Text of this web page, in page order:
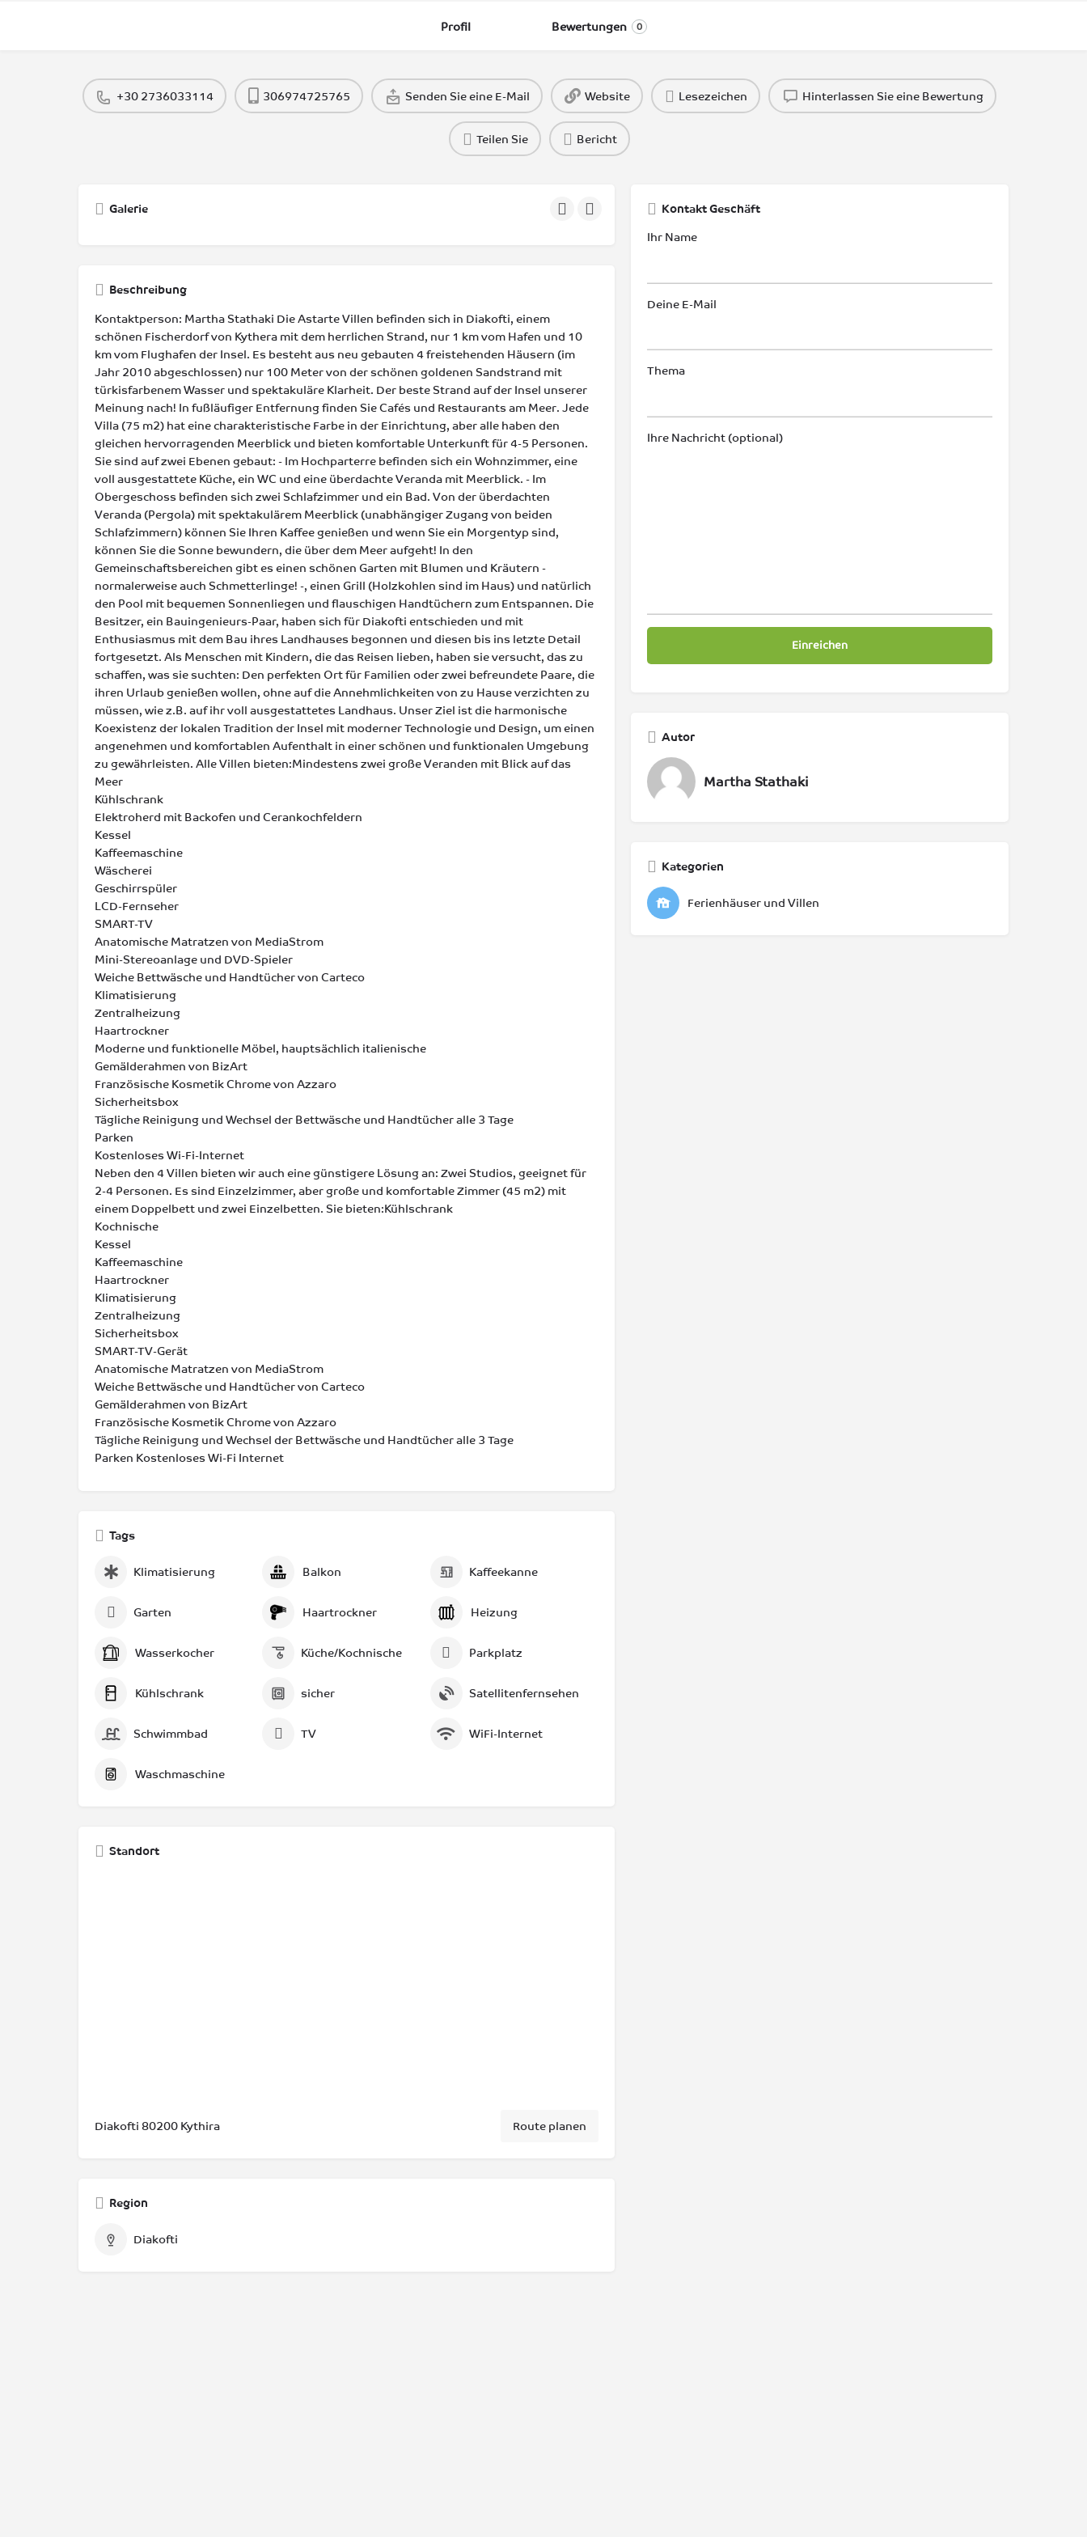
Profil Bewertungen 0
+30 2736033114 306974725765 Senden Sie eine E-Mail Website Lesezeichen Hinterlassen Sie eine Bewertung
Teilen Sie Bericht
Galerie
Beschreibung
Kontaktperson: Martha Stathaki Die Astarte Villen befinden sich in Diakofti, einem
schönen Fischerdorf von Kythera mit dem herrlichen Strand, nur 1 km vom Hafen und 10
km vom Flughafen der Insel. Es besteht aus neu gebauten 4 freistehenden Häusern (im
Jahr 2010 abgeschlossen) nur 100 Meter von der schönen goldenen Sandstrand mit
türkisfarbenem Wasser und spektakuläre Klarheit. Der beste Strand auf der Insel unserer
Meinung nach! In fußläufiger Entfernung finden Sie Cafés und Restaurants am Meer. Jede
Villa (75 m2) hat eine charakteristische Farbe in der Einrichtung, aber alle haben den
gleichen hervorragenden Meerblick und bieten komfortable Unterkunft für 4-5 Personen.
Sie sind auf zwei Ebenen gebaut: - Im Hochparterre befinden sich ein Wohnzimmer, eine
voll ausgestattete Küche, ein WC und eine überdachte Veranda mit Meerblick. - Im
Obergeschoss befinden sich zwei Schlafzimmer und ein Bad. Von der überdachten
Veranda (Pergola) mit spektakulärem Meerblick (unabhängiger Zugang von beiden
Schlafzimmern) können Sie Ihren Kaffee genießen und wenn Sie ein Morgentyp sind,
können Sie die Sonne bewundern, die über dem Meer aufgeht! In den
Gemeinschaftsbereichen gibt es einen schönen Garten mit Blumen und Kräutern -
normalerweise auch Schmetterlinge! -, einen Grill (Holzkohlen sind im Haus) und natürlich
den Pool mit bequemen Sonnenliegen und flauschigen Handtüchern zum Entspannen. Die
Besitzer, ein Bauingenieurs-Paar, haben sich für Diakofti entschieden und mit
Enthusiasmus mit dem Bau ihres Landhauses begonnen und diesen bis ins letzte Detail
fortgesetzt. Als Menschen mit Kindern, die das Reisen lieben, haben sie versucht, das zu
schaffen, was sie suchten: Den perfekten Ort für Familien oder zwei befreundete Paare, die
ihren Urlaub genießen wollen, ohne auf die Annehmlichkeiten von zu Hause verzichten zu
müssen, wie z.B. auf ihr voll ausgestattetes Landhaus. Unser Ziel ist die harmonische
Koexistenz der lokalen Tradition der Insel mit moderner Technologie und Design, um einen
angenehmen und komfortablen Aufenthalt in einer schönen und funktionalen Umgebung
zu gewährleisten. Alle Villen bieten:Mindestens zwei große Veranden mit Blick auf das
Meer
Kühlschrank
Elektroherd mit Backofen und Cerankochfeldern
Kessel
Kaffeemaschine
Wäscherei
Geschirrspüler
LCD-Fernseher
SMART-TV
Anatomische Matratzen von MediaStrom
Mini-Stereoanlage und DVD-Spieler
Weiche Bettwäsche und Handtücher von Carteco
Klimatisierung
Zentralheizung
Haartrockner
Moderne und funktionelle Möbel, hauptsächlich italienische
Gemälderahmen von BizArt
Französische Kosmetik Chrome von Azzaro
Sicherheitsbox
Tägliche Reinigung und Wechsel der Bettwäsche und Handtücher alle 3 Tage
Parken
Kostenloses Wi-Fi-Internet
Neben den 4 Villen bieten wir auch eine günstigere Lösung an: Zwei Studios, geeignet für
2-4 Personen. Es sind Einzelzimmer, aber große und komfortable Zimmer (45 m2) mit
einem Doppelbett und zwei Einzelbetten. Sie bieten:Kühlschrank
Kochnische
Kessel
Kaffeemaschine
Haartrockner
Klimatisierung
Zentralheizung
Sicherheitsbox
SMART-TV-Gerät
Anatomische Matratzen von MediaStrom
Weiche Bettwäsche und Handtücher von Carteco
Gemälderahmen von BizArt
Französische Kosmetik Chrome von Azzaro
Tägliche Reinigung und Wechsel der Bettwäsche und Handtücher alle 3 Tage
Parken Kostenloses Wi-Fi Internet
Tags
Klimatisierung Balkon Kaffeekanne
Garten Haartrockner Heizung
Wasserkocher Küche/Kochnische Parkplatz
Kühlschrank sicher Satellitenfernsehen
Schwimmbad TV WiFi-Internet
Waschmaschine
Standort
Diakofti 80200 Kythira Route planen
Region
Diakofti
Kontakt Geschäft
Ihr Name
Deine E-Mail
Thema
Ihre Nachricht (optional)
Autor
Martha Stathaki
Kategorien
Ferienhäuser und Villen